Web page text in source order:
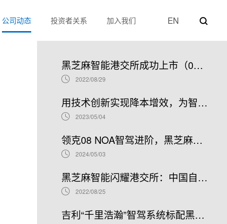
公司动态 投资者关系 加入我们 EN
热门新闻
黑芝麻智能港交所成功上市（02533.HK）：车规级SoC领军者加速全球布局
2022/08/29
用技术创新实现降本增效，为智能汽车产业发展贡献“芯”力量
2023/05/04
领克08 NOA智驾进阶，黑芝麻智能携手吉利推进NOA普及
2024/05/03
黑芝麻智能闪耀港交所：中国自动驾驶芯片龙头上市新篇章，股票代码02533.HK引领未来
2022/08/25
吉利“千里浩瀚”智驾系统标配黑芝麻智能华山A1000芯片，加速智驾平权时代到来